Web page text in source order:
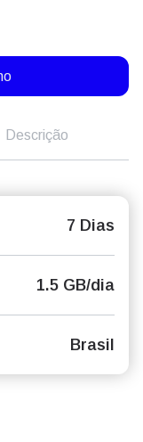
Descrição
7 Dias
1.5 GB/dia
Brasil